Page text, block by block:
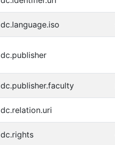
dc.language.iso
dc.publisher
dc.publisher.faculty
dc.relation.uri
dc.rights